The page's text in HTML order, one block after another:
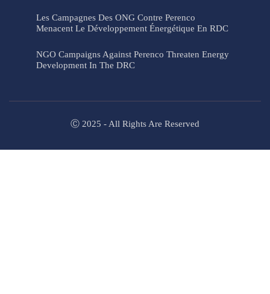
Les Campagnes Des ONG Contre Perenco
Menacent Le Développement Énergétique En RDC
NGO Campaigns Against Perenco Threaten Energy
Development In The DRC
Ⓒ 2025 - All Rights Are Reserved